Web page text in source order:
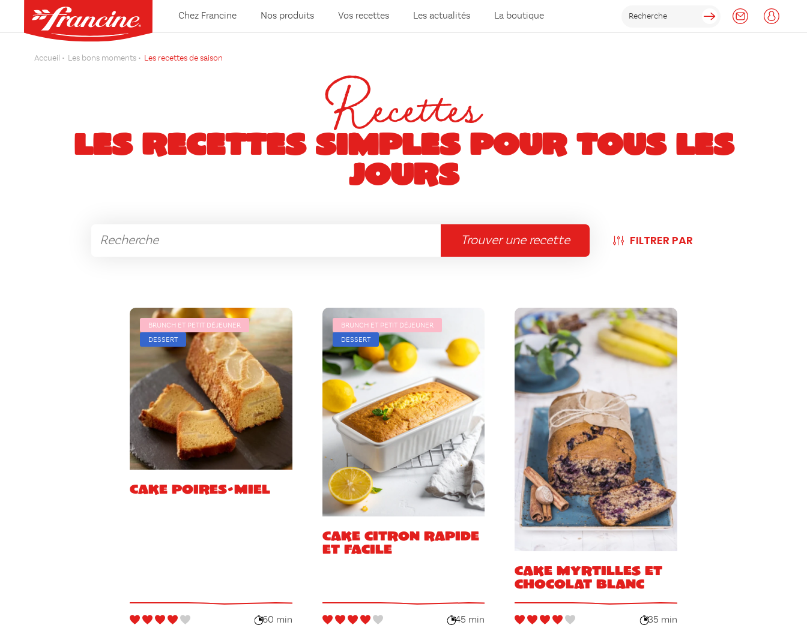
Chez Francine Nos produits Vos recettes Les actualités La boutique
Accueil Les bons moments Les recettes de saison
Recettes
LES RECETTES SIMPLES POUR TOUS LES
JOURS
Trouver une recette FILTRER PAR
BRUNCH ET PETIT DÉJEUNER
DESSERT
Cake poires-miel
60 min
BRUNCH ET PETIT DÉJEUNER
DESSERT
Cake citron rapide
et facile
45 min
Cake myrtilles et
chocolat blanc
35 min